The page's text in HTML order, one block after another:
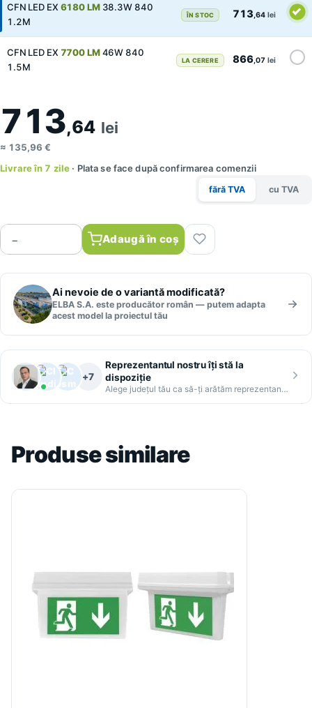
CFN LED EX 6180 LM38.3W 840
1.2M
ÎN STOC 713 ,64 lei
CFN LED EX 7700 LM46W 840
1.5M
LA CERERE 866 ,07 lei
713,64 lei
≈ 135,96 €
Livrare în 7 zile · Plata se face după confirmarea comenzii
fără TVA cu TVA
−
+
Adaugă în coș
Ai nevoie de o variantă modificată?
ELBA S.A. este producător român — putem adapta
acest model la proiectul tău
+7
Reprezentantul nostru îți stă la
dispoziție
Alege județul tău ca să-ți arătăm reprezentantul
Produse similare